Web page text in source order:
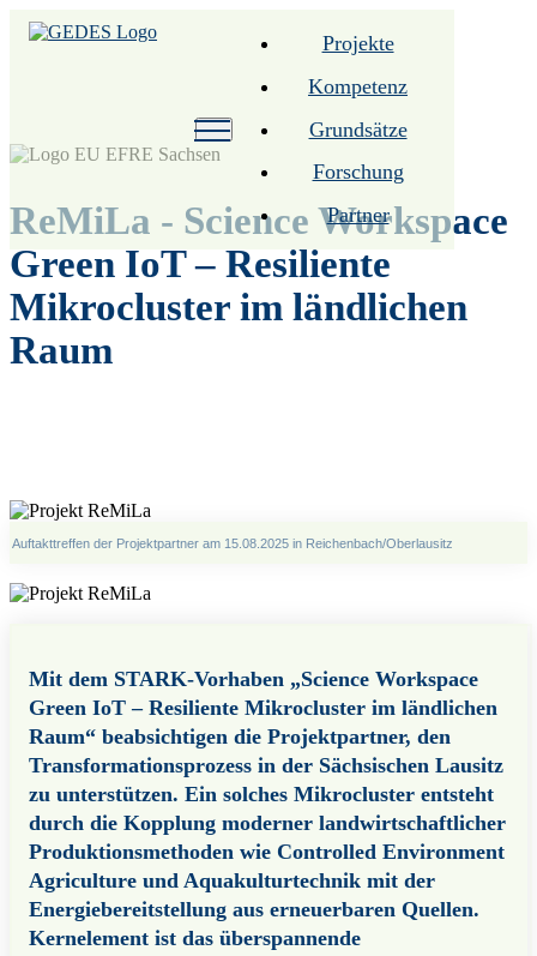
Projekte
Kompetenz
Grundsätze
Forschung
Partner
ReMiLa - Science Workspace
Green IoT – Resiliente
Mikrocluster im ländlichen
Raum
Auftakttreffen der Projektpartner am 15.08.2025 in Reichenbach/Oberlausitz
Mit dem STARK-Vorhaben „Science Workspace
Green IoT – Resiliente Mikrocluster im ländlichen
Raum“ beabsichtigen die Projektpartner, den
Transformationsprozess in der Sächsischen Lausitz
zu unterstützen. Ein solches Mikrocluster entsteht
durch die Kopplung moderner landwirtschaftlicher
Produktionsmethoden wie Controlled Environment
Agriculture und Aquakulturtechnik mit der
Energiebereitstellung aus erneuerbaren Quellen.
Kernelement ist das überspannende